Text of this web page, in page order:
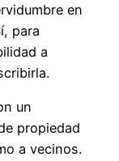
en
para
a
un
propiedad
a vecinos.